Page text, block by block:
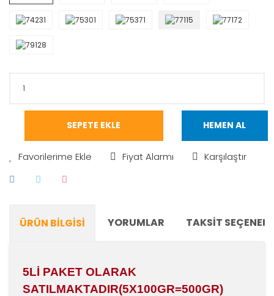
SEPETE EKLE HEMEN AL
Fiyat Alarmı Karşılaştır
ÜRÜN BILGISI YORUMLAR TAKSIT
5Lİ PAKET OLARAK
SATILMAKTADIR(5X100GR=500GR)